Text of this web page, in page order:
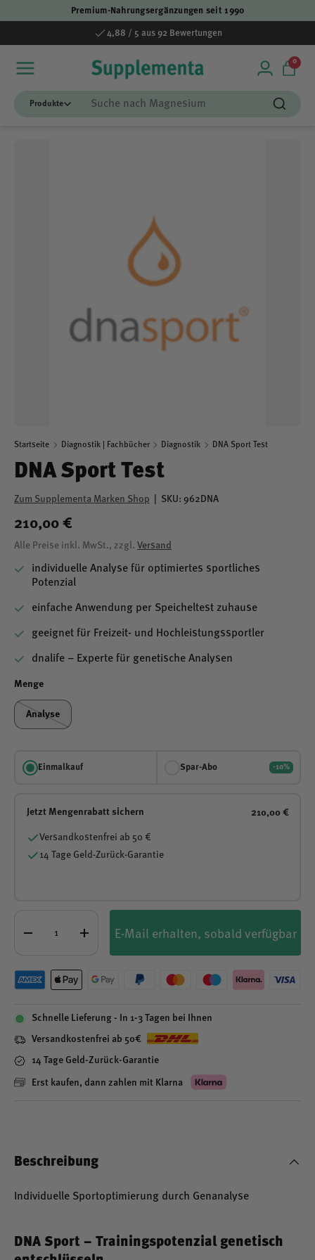
Premium-Nahrungsergänzungen seit 1990
4,88 / 5 aus 92 Bewertungen
Einloggen
00
Suchen
Suchen
Startseite Diagnostik | Fachbücher Diagnostik DNA Sport Test
DNA Sport Test
Zum Supplementa Marken Shop SKU: 962DNA
210,00 €
Alle Preise inkl. MwSt., zzgl. Versand
individuelle Analyse für optimiertes sportliches
Potenzial
einfache Anwendung per Speicheltest zuhause
geeignet für Freizeit- und Hochleistungssportler
dnalife – Experte für genetische Analysen
Menge
Analyse
Einmalkauf Spar-Abo -10%
Jetzt Mengenrabatt sichern 210,00 €
Versandkostenfrei ab 50 €
14 Tage Geld-Zurück-Garantie
+ E-Mail erhalten, sobald verfügbar
Schnelle Lieferung - In 1-3 Tagen bei Ihnen
Versandkostenfrei ab 50€
14 Tage Geld-Zurück-Garantie
Erst kaufen, dann zahlen mit Klarna
Beschreibung
Individuelle Sportoptimierung durch Genanalyse
DNA Sport – Trainingspotenzial genetisch